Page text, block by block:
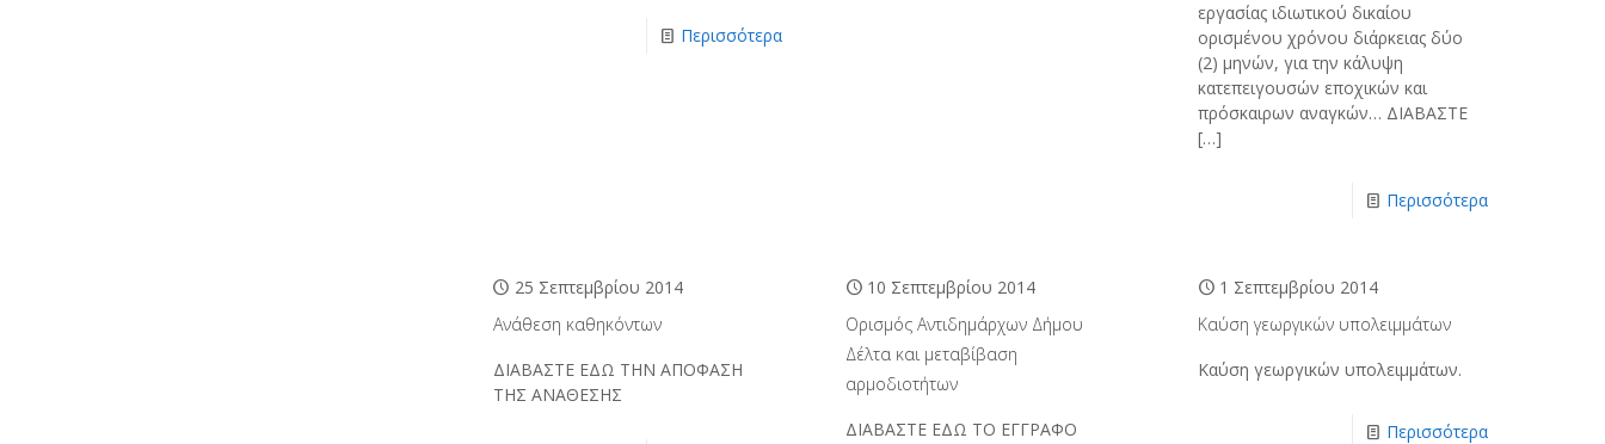
Περισσότερα
εργασίας ιδιωτικού δικαίου
ορισμένου χρόνου διάρκειας δύο
(2) μηνών, για την κάλυψη
κατεπειγουσών εποχικών και
πρόσκαιρων αναγκών… ΔΙΑΒΑΣΤΕ
[…]
Περισσότερα
25 Σεπτεμβρίου 2014
Ανάθεση καθηκόντων
ΔΙΑΒΑΣΤΕ ΕΔΩ ΤΗΝ ΑΠΟΦΑΣΗ
ΤΗΣ ΑΝΑΘΕΣΗΣ
10 Σεπτεμβρίου 2014
Ορισμός Αντιδημάρχων Δήμου
Δέλτα και μεταβίβαση
αρμοδιοτήτων
ΔΙΑΒΑΣΤΕ ΕΔΩ ΤΟ ΕΓΓΡΑΦΟ
1 Σεπτεμβρίου 2014
Καύση γεωργικών υπολειμμάτων
Καύση γεωργικών υπολειμμάτων.
Περισσότερα